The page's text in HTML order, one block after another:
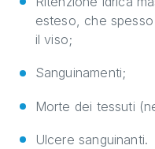
esteso, che
il viso;
Sanguinamenti;
Morte dei tessuti
Ulcere sanguinanti.